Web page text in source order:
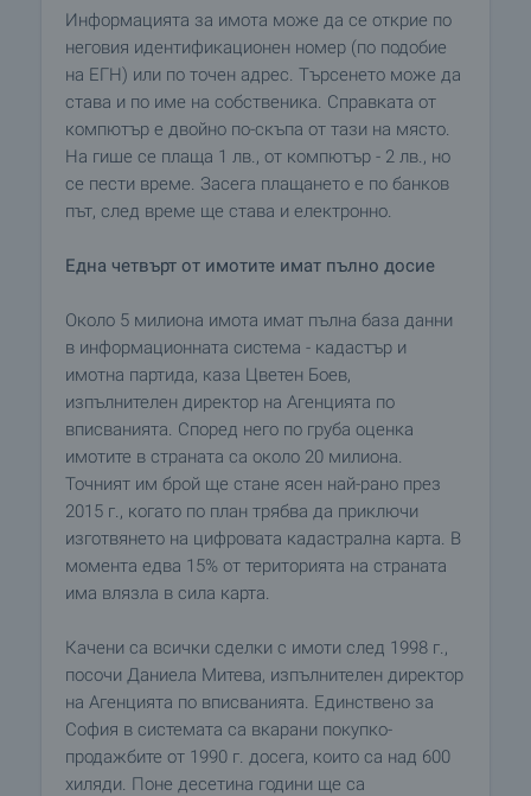
Информацията за имота може да се открие по
неговия идентификационен номер (по подобие
на ЕГН) или по точен адрес. Търсенето може да
става и по име на собственика. Справката от
компютър е двойно по-скъпа от тази на място.
На гише се плаща 1 лв., от компютър - 2 лв., но
се пести време. Засега плащането е по банков
път, след време ще става и електронно.
Една четвърт от имотите имат пълно досие
Около 5 милиона имота имат пълна база данни
в информационната система - кадастър и
имотна партида, каза Цветен Боев,
изпълнителен директор на Агенцията по
вписванията. Според него по груба оценка
имотите в страната са около 20 милиона.
Точният им брой ще стане ясен най-рано през
2015 г., когато по план трябва да приключи
изготвянето на цифровата кадастрална карта. В
момента едва 15% от територията на страната
има влязла в сила карта.
Качени са всички сделки с имоти след 1998 г.,
посочи Даниела Митева, изпълнителен директор
на Агенцията по вписванията. Единствено за
София в системата са вкарани покупко-
продажбите от 1990 г. досега, които са над 600
хиляди. Поне десетина години ще са